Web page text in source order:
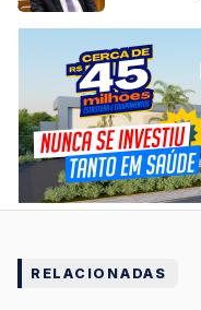
RELACIONADAS